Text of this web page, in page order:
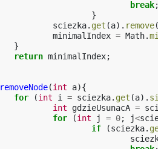
break;
}
sciezka. get (a). remove(
minimalIndex = Math.min
}
return minimalIndex;
removeNode(int a){
for
(int i = sciezka. get (a).
int
gdzieUsunacA =
for
(int j = 0; j<
if
(sciezka. get
sciezka